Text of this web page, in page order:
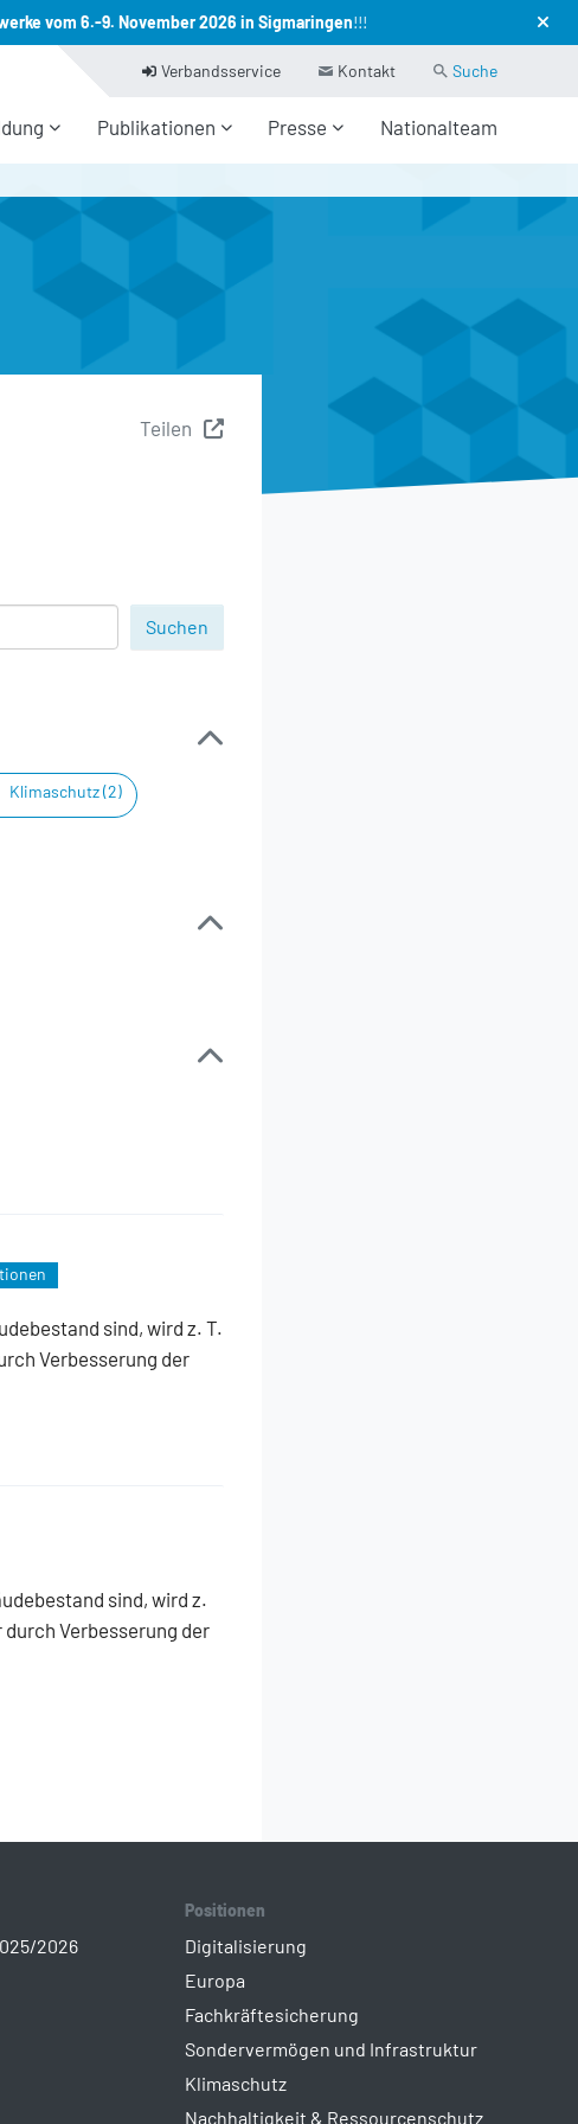
vom 6.-9. November 2026 in Sigmaringen!!!
Publikationen Presse Nationalteam
Verbandsservice Kontakt Suche(current)
Teilen
Klimaschutz (2)
sind, wird z. T.
Verbesserung der
sind, wird z.
Verbesserung der
2026
Positionen
Digitalisierung
Europa
Fachkräftesicherung
Sondervermögen und Infrastruktur
Klimaschutz
Nachhaltigkeit & Ressourcenschutz